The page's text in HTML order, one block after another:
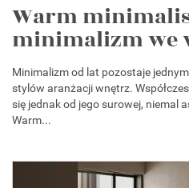
Warm
minimalizm we
Minimalizm od lat pozostaje
stylów aranżacji wnętrz.
się jednak od jego surowej, niemal
Warm...